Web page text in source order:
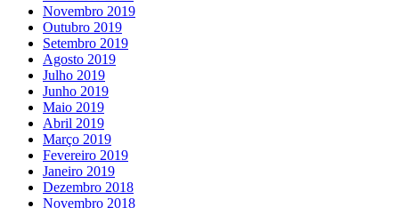
Novembro 2019
Outubro 2019
Setembro 2019
Agosto 2019
Julho 2019
Junho 2019
Maio 2019
Abril 2019
Março 2019
Fevereiro 2019
Janeiro 2019
Dezembro 2018
Novembro 2018